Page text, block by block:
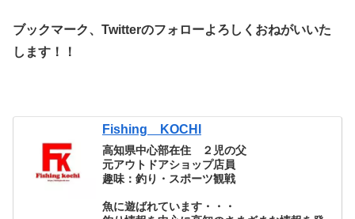
ブックマーク、Twitterのフォローよろしくおねがいいた
します！！
Fishing KOCHI
高知県中心部在住 ２児の父
元アウトドアショップ店員
趣味：釣り・スポーツ観戦
魚に遊ばれています・・・